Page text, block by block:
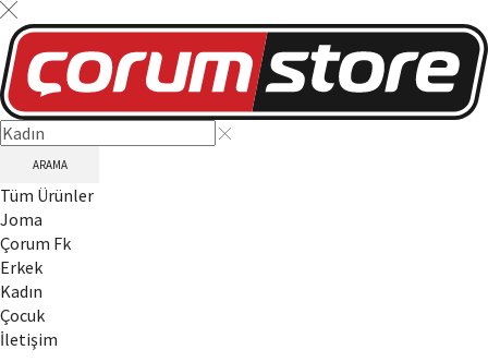
ARAMA
Tüm Ürünler
Joma
Çorum Fk
Erkek
Kadın
Çocuk
İletişim